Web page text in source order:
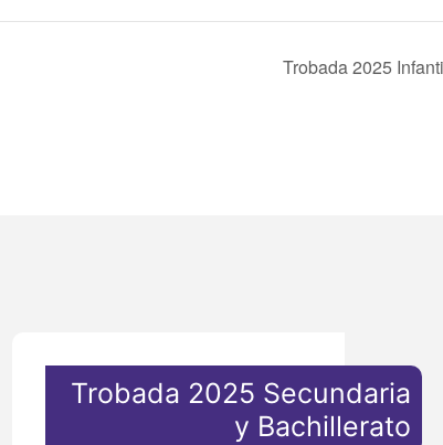
Trobada 2025
Trobada 2025 Secundaria
y Bachillerato